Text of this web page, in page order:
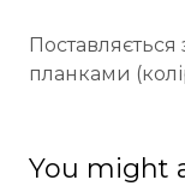
планками
You might